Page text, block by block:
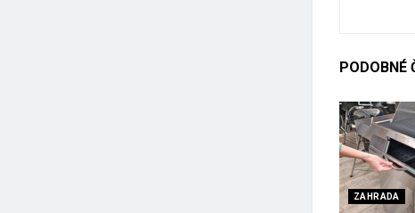
PODOBNÉ
ZAHRADA